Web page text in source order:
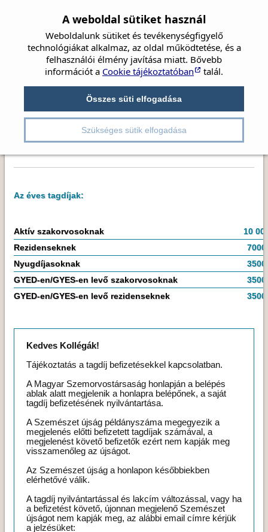
Címlap Hírek Társaság Szemészet
Beszámolók Irányelvek
Kongresszusok Pályázatok
Tagdíjfizetés
A Magyar Szemorvostársaság Közgyűlése 2023.
Az éves tagdíjak:
Aktív szakorvosoknak
10
Rezidenseknek
Nyugdíjasoknak
GYED-en/GYES-en levő szakorvosoknak
GYED-en/GYES-en levő rezidenseknek
Kedves Kollégák!
Tájékoztatás a tagdíj befizetésekkel kapcsolatban.
A Magyar Szemorvostársaság honlapján a belépés
ablak alatt megjelenik a honlapra belépőnek, a saját
tagdíj befizetésének nyilvántartása.
A Szemészet újság példányszáma megegyezik a
megjelenés előtti befizetett tagdíjak számával, a
megjelenést követő befizetők ezért nem kapják meg
visszamenőleg az újságot.
Az Szemészet újság a honlapon későbbiekben
elérhetővé válik.
A tagdíj nyilvántartással és lakcím változással, vagy ha
a befizetést követő, újonnan megjelenő Szemészet
újságot nem kapják meg, az alábbi email címre kérjük
a jelzésüket:
A weboldal sütiket használ
Weboldalunk sütiket és tevékenységfigyelő
technológiákat alkalmaz, az oldal működtetése, és a
felhasználói élmény javítása miatt. Bővebb
információt a Cookie tájékoztatóban talál.
Összes süti elfogadása
Szükséges sütik elfogadása